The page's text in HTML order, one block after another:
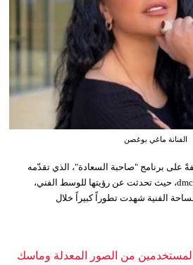
الفنانة ماغي بوغصن
على برنامج "صاحبة السعادة"، الذي تقدّمه
الفنانة إسعاد يونس على قناة dmc، حيث تحدثت عن رؤيتها للوسط الفني،
الفنية شهدت تطوراً كبيراً خلال
من الصور المعدلة وماسك